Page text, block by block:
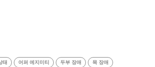
태 어퍼 에지미티 두부 장애 목 장애